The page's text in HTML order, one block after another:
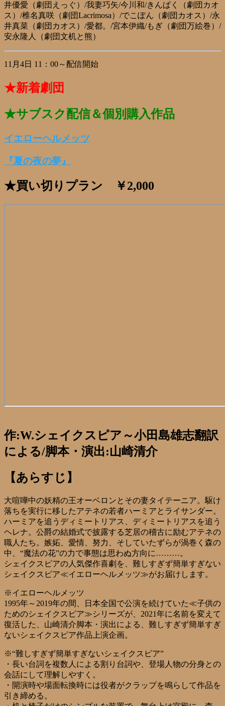
井優愛（劇団えっぐ）/我妻巧矢/今川和/きんぱく（劇団カオ
ス）/椎名真咲（劇団Lacrimosa）/でこぽん（劇団カオス）/永
井真菜（劇団カオス）/愛都。/宮本伊織/もぎ（劇団万絵巻）/
安永隆人（劇団文机と熊）
11月4日 11：00～配信開始
★新着劇団
★サブスク配信＆個別購入作品
イエローヘルメッツ
『夏の夜の夢』
★買い切りプラン ￥2,000
作:W.シェイクスピア～小田島雄志翻訳
による/脚本・演出:山崎清介
【あらすじ】
大喧嘩中の妖精の王オーベロンとその妻タイテーニア。駆け
落ちを実行に移したアテネの若者ハーミアとライサンダー。
ハーミアを追うディミートリアス、ディミートリアスを追う
ヘレナ。公爵の結婚式で披露する芝居の稽古に励むアテネの
職人たち。嫉妬、愛情、努力、そしていたずらが渦巻く森の
中、“魔法の花”の力で事態は思わぬ方向に………。
シェイクスピアの人気傑作喜劇を、難しすぎず簡単すぎない
シェイクスピア≪イエローヘルメッツ≫がお届けします。
※イエローヘルメッツ
1995年～2019年の間、日本全国で公演を続けていた≪子供の
ためのシェイクスピア≫シリーズが、2021年に名前を変えて
復活した、山崎清介脚本・演出による、難しすぎず簡単すぎ
ないシェイクスピア作品上演企画。
※“難しすぎず簡単すぎないシェイクスピア”
・長い台詞を複数人による割り台詞や、登場人物の分身との
会話にして理解しやすく。
・開演時や場面転換時には役者がクラップを鳴らして作品を
引き締める。